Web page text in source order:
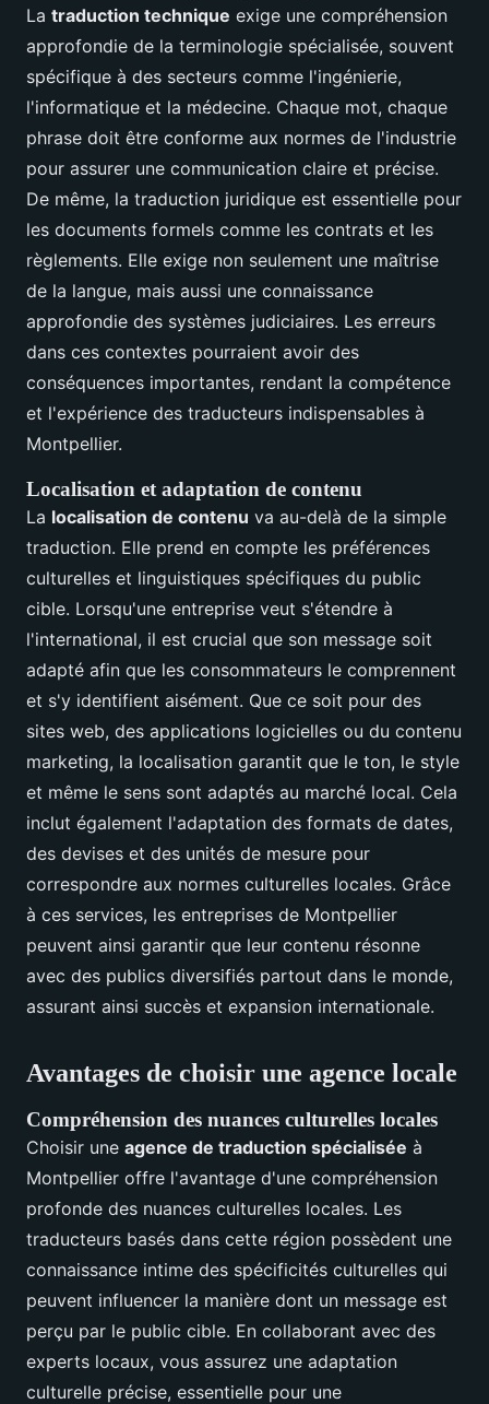
La traduction technique exige une compréhension
approfondie de la terminologie spécialisée, souvent
spécifique à des secteurs comme l'ingénierie,
l'informatique et la médecine. Chaque mot, chaque
phrase doit être conforme aux normes de l'industrie
pour assurer une communication claire et précise.
De même, la traduction juridique est essentielle pour
les documents formels comme les contrats et les
règlements. Elle exige non seulement une maîtrise
de la langue, mais aussi une connaissance
approfondie des systèmes judiciaires. Les erreurs
dans ces contextes pourraient avoir des
conséquences importantes, rendant la compétence
et l'expérience des traducteurs indispensables à
Montpellier.
Localisation et adaptation de contenu
La localisation de contenu va au-delà de la simple
traduction. Elle prend en compte les préférences
culturelles et linguistiques spécifiques du public
cible. Lorsqu'une entreprise veut s'étendre à
l'international, il est crucial que son message soit
adapté afin que les consommateurs le comprennent
et s'y identifient aisément. Que ce soit pour des
sites web, des applications logicielles ou du contenu
marketing, la localisation garantit que le ton, le style
et même le sens sont adaptés au marché local. Cela
inclut également l'adaptation des formats de dates,
des devises et des unités de mesure pour
correspondre aux normes culturelles locales. Grâce
à ces services, les entreprises de Montpellier
peuvent ainsi garantir que leur contenu résonne
avec des publics diversifiés partout dans le monde,
assurant ainsi succès et expansion internationale.
Avantages de choisir une agence locale
Compréhension des nuances culturelles locales
Choisir une agence de traduction spécialisée à
Montpellier offre l'avantage d'une compréhension
profonde des nuances culturelles locales. Les
traducteurs basés dans cette région possèdent une
connaissance intime des spécificités culturelles qui
peuvent influencer la manière dont un message est
perçu par le public cible. En collaborant avec des
experts locaux, vous assurez une adaptation
culturelle précise, essentielle pour une